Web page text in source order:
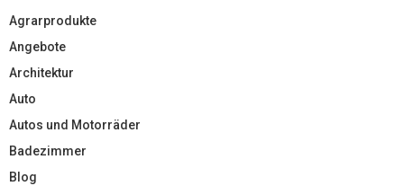
Agrarprodukte
Angebote
Architektur
Auto
Autos und Motorräder
Badezimmer
Blog